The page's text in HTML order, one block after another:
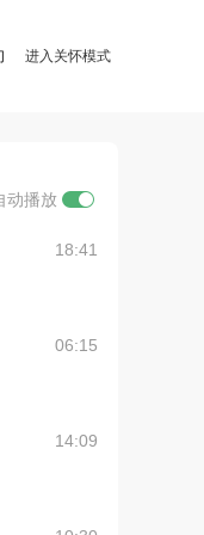
进入关怀模式
动播放
18:41
06:15
14:09